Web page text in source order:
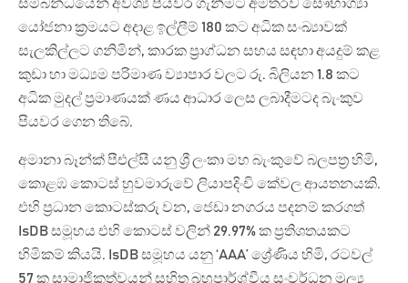
සම්බන්ධයෙන් අවශ්‍ය පියවර ගැනීමට අමතරව සෞභාග්‍යා
යෝජනා ක්‍රමයට අදාළ ඉල්ලීම් 180 කට අධික සංඛ්‍යාවක්
සැලකිල්ලට ගනිමින්, කාරක ප්‍රාග්ධන සහය සඳහා අයදුම් කළ
කුඩා හා මධ්‍යම පරිමාණ ව්‍යාපාර වලට රු. බිලියන 1.8 කට
අධික මුදල් ප්‍රමාණයක් ණය ආධාර ලෙස ලබාදීමටද බැංකුව
පියවර ගෙන තිබේ.
අමානා බෑන්ක් පීඑල්සී යනු ශ්‍රී ලංකා මහ බැංකුවේ බලපත්‍ර හිමි,
කොළඹ කොටස් හුවමාරුවේ ලියාපදිංචි කේවල ආයතනයකි.
එහි ප්‍රධාන කොටස්කරු වන, ජෙඩා නගරය පදනම් කරගත්
IsDB සමූහය එහි කොටස් වලින් 29.97% ක ප්‍රතිශතයකට
හිමිකම් කියයි. IsDB සමූහය යනු ‘AAA’ ශ්‍රේණිය හිමි, රටවල්
57 ක සාමාජිකත්වයන් සහිත බහුපාර්ශ්වීය සංවර්ධන මූල්‍ය